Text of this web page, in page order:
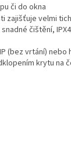
či do okna
zajišťuje velmi
čištění, IPX4
(bez vrtání) nebo
krytu na